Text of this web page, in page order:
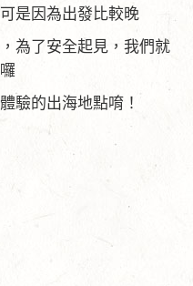
是因為出發比較晚
為了安全起見，我們就
體驗的出海地點唷！